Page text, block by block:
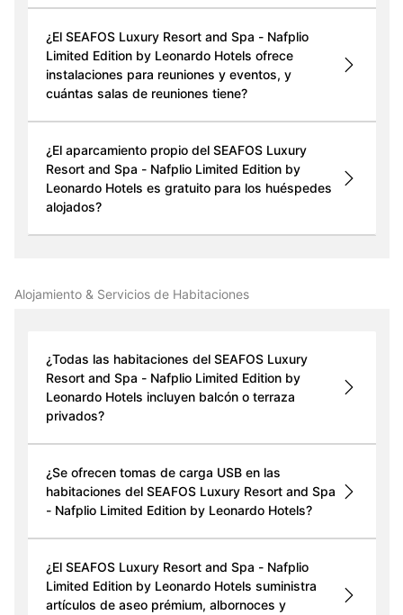
¿El SEAFOS Luxury Resort and Spa - Nafplio
Limited Edition by Leonardo Hotels ofrece
instalaciones para reuniones y eventos, y
cuántas salas de reuniones tiene?
¿El aparcamiento propio del SEAFOS Luxury
Resort and Spa - Nafplio Limited Edition by
Leonardo Hotels es gratuito para los huéspedes
alojados?
Alojamiento & Servicios de Habitaciones
¿Todas las habitaciones del SEAFOS Luxury
Resort and Spa - Nafplio Limited Edition by
Leonardo Hotels incluyen balcón o terraza
privados?
¿Se ofrecen tomas de carga USB en las
habitaciones del SEAFOS Luxury Resort and Spa
- Nafplio Limited Edition by Leonardo Hotels?
¿El SEAFOS Luxury Resort and Spa - Nafplio
Limited Edition by Leonardo Hotels suministra
artículos de aseo prémium, albornoces y